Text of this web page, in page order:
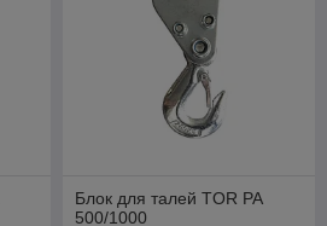
Блок для талей TOR РА
500/1000